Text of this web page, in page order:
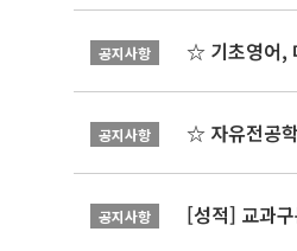
공지사항 ☆ 기초영어,
공지사항 ☆ 자유전공
공지사항 [성적] 교과